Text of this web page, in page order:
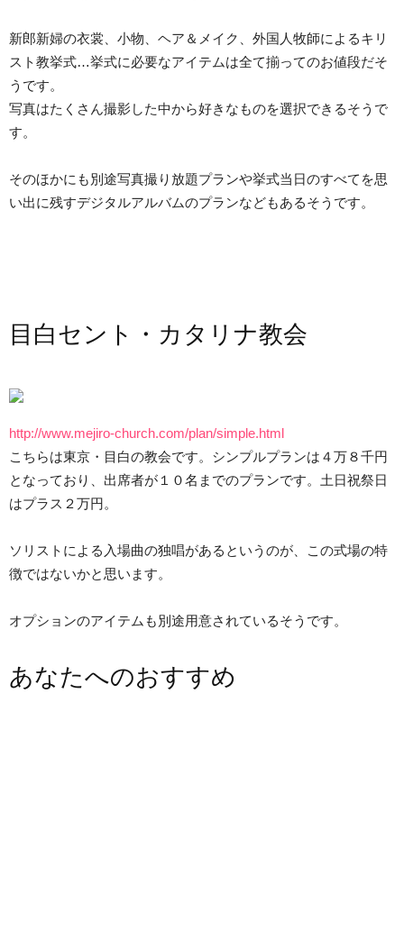
新郎新婦の衣裳、小物、ヘア＆メイク、外国人牧師によるキリ
スト教挙式…挙式に必要なアイテムは全て揃ってのお値段だそ
うです。
写真はたくさん撮影した中から好きなものを選択できるそうで
す。
そのほかにも別途写真撮り放題プランや挙式当日のすべてを思
い出に残すデジタルアルバムのプランなどもあるそうです。
目白セント・カタリナ教会
http://www.mejiro-church.com/plan/simple.html
こちらは東京・目白の教会です。シンプルプランは４万８千円
となっており、出席者が１０名までのプランです。土日祝祭日
はプラス２万円。
ソリストによる入場曲の独唱があるというのが、この式場の特
徴ではないかと思います。
オプションのアイテムも別途用意されているそうです。
あなたへのおすすめ